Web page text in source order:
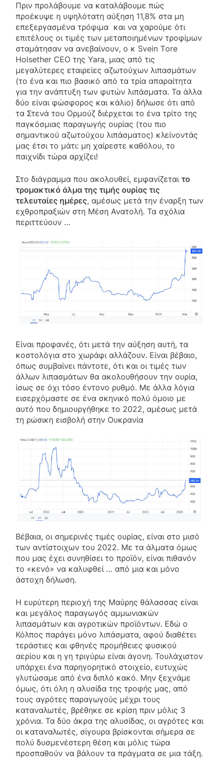
Πριν προλάβουμε να καταλάβουμε πώς
προέκυψε η υψηλότατη αύξηση 11,8% στα μη
επεξεργασμένα τρόφιμα και να χαρούμε ότι
επιτέλους οι τιμές των μεταποιημένων τροφίμων
σταμάτησαν να ανεβαίνουν, ο κ Svein Τore
Ηolsether CEO της Yara, μιας από τις
μεγαλύτερες εταιρείες αζωτούχων λιπασμάτων
(το ένα και πιο βασικό από τα τρία απαραίτητα
για την ανάπτυξη των φυτών λιπάσματα. Τα άλλα
δύο είναι φώσφορος και κάλιο) δήλωσε ότι από
τα Στενά του Ορμούζ διέρχεται το ένα τρίτο της
παγκόσμιας παραγωγής ουρίας (του πιο
σημαντικού αζωτούχου λιπάσματος) κλείνοντάς
μας έτσι το μάτι: μη χαίρεστε καθόλου, το
παιχνίδι τώρα αρχίζει!
Στο διάγραμμα που ακολουθεί, εμφανίζεται το
τρομακτικό άλμα της τιμής ουρίας τις
τελευταίες ημέρες, αμέσως μετά την έναρξη των
εχθροπραξιών στη Μέση Ανατολή. Τα σχόλια
περιττεύουν …
Είναι προφανές, ότι μετά την αύξηση αυτή, τα
κοστολόγια στο χωράφι αλλάζουν. Είναι βέβαιο,
όπως συμβαίνει πάντοτε, ότι και οι τιμές των
άλλων λιπασμάτων θα ακολουθήσουν την ουρία,
ίσως σε όχι τόσο έντονο ρυθμό. Με άλλα λόγια
εισερχόμαστε σε ένα σκηνικό πολύ όμοιο με
αυτό που δημιουργήθηκε το 2022, αμέσως μετά
τη ρώσικη εισβολή στην Ουκρανία
Βέβαια, οι σημερινές τιμές ουρίας, είναι στο μισό
των αντίστοιχων του 2022. Με τα άλματα όμως
που μας έχει συνηθίσει το προϊόν, είναι πιθανόν
το «κενό» να καλυφθεί … από μια και μόνο
άστοχη δήλωση.
Η ευρύτερη περιοχή της Μαύρης θάλασσας είναι
και μεγάλος παραγωγός αμμωνιακών
λιπασμάτων και αγροτικών προϊόντων. Εδώ ο
Κόλπος παράγει μόνο λιπάσματα, αφού διαθέτει
τεράστιες και φθηνές προμήθειες φυσικού
αερίου και η γη τριγύρω είναι άγονη. Τουλάχιστον
υπάρχει ένα παρηγορητικό στοιχείο, ευτυχώς
γλυτώσαμε από ένα διπλό κακό. Μην ξεχνάμε
όμως, ότι όλη η αλυσίδα της τροφής μας, από
τους αγρότες παραγωγούς μέχρι τους
καταναλωτές, βρέθηκε σε κρίση πριν μόλις 3
χρόνια. Τα δύο άκρα της αλυσίδας, οι αγρότες και
οι καταναλωτές, σίγουρα βρίσκονται σήμερα σε
πολύ δυσμενέστερη θέση και μόλις τώρα
προσπαθούν να βάλουν τα πράγματα σε μια τάξη.